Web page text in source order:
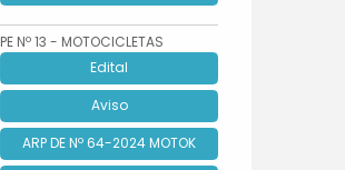
PE Nº 13 - MOTOCICLETAS
Edital
Aviso
ARP DE Nº 64-2024 MOTOK